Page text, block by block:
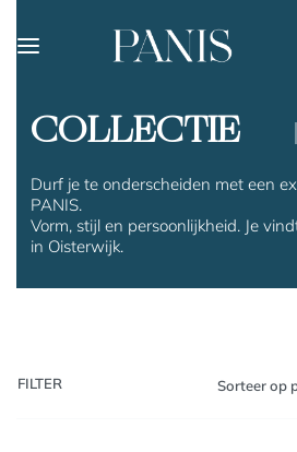
COLLECTIE
Durf je te onderscheiden met een
PANIS.
Vorm, stijl en persoonlijkheid. Je
in Oisterwijk.
Sorteer op
FILTER